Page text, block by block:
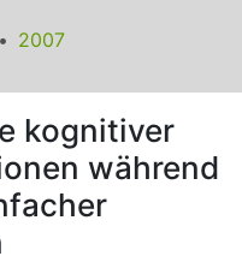
2007
kognitiver
während